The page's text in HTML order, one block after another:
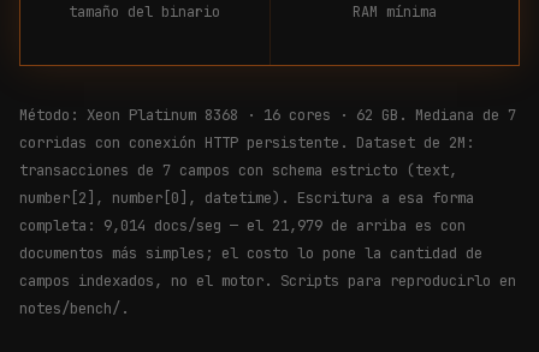
tamaño del binario RAM mínima
Método: Xeon Platinum 8368 · 16 cores · 62 GB. Mediana de 7
corridas con conexión HTTP persistente. Dataset de 2M:
transacciones de 7 campos con schema estricto (text,
number[2], number[0], datetime). Escritura a esa forma
completa: 9,014 docs/seg — el 21,979 de arriba es con
documentos más simples; el costo lo pone la cantidad de
campos indexados, no el motor. Scripts para reproducirlo en
notes/bench/.